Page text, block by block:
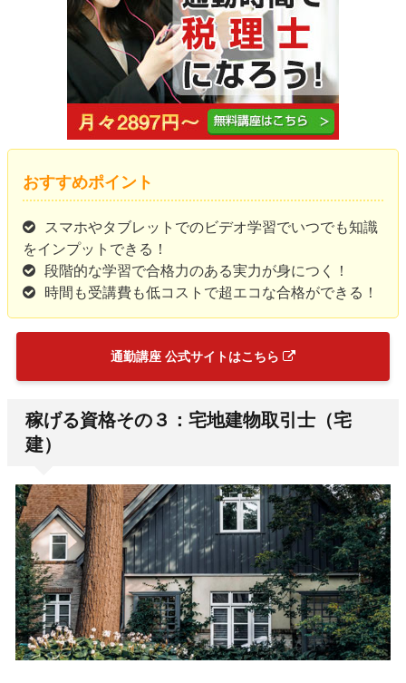
おすすめポイント
スマホやタブレットでのビデオ学習でいつでも知識
をインプットできる！
段階的な学習で合格力のある実力が身につく！
時間も受講費も低コストで超エコな合格ができる！
通勤講座 公式サイトはこちら
稼げる資格その３：宅地建物取引士（宅
建）